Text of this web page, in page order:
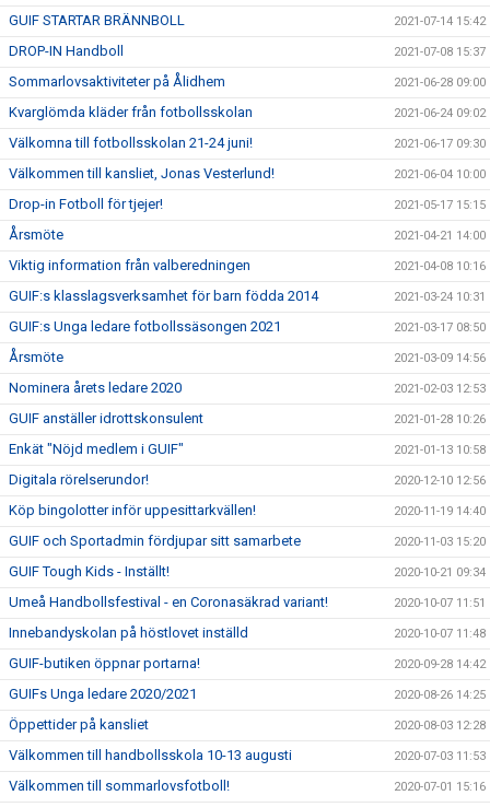
GUIF STARTAR BRÄNNBOLL 2021-07-14 15:42
DROP-IN Handboll 2021-07-08 15:37
Sommarlovsaktiviteter på Ålidhem 2021-06-28 09:00
Kvarglömda kläder från fotbollsskolan 2021-06-24 09:02
Välkomna till fotbollsskolan 21-24 juni! 2021-06-17 09:30
Välkommen till kansliet, Jonas Vesterlund! 2021-06-04 10:00
Drop-in Fotboll för tjejer! 2021-05-17 15:15
Årsmöte 2021-04-21 14:00
Viktig information från valberedningen 2021-04-08 10:16
GUIF:s klasslagsverksamhet för barn födda 2014 2021-03-24 10:31
GUIF:s Unga ledare fotbollssäsongen 2021 2021-03-17 08:50
Årsmöte 2021-03-09 14:56
Nominera årets ledare 2020 2021-02-03 12:53
GUIF anställer idrottskonsulent 2021-01-28 10:26
Enkät "Nöjd medlem i GUIF" 2021-01-13 10:58
Digitala rörelserundor! 2020-12-10 12:56
Köp bingolotter inför uppesittarkvällen! 2020-11-19 14:40
GUIF och Sportadmin fördjupar sitt samarbete 2020-11-03 15:20
GUIF Tough Kids - Inställt! 2020-10-21 09:34
Umeå Handbollsfestival - en Coronasäkrad variant! 2020-10-07 11:51
Innebandyskolan på höstlovet inställd 2020-10-07 11:48
GUIF-butiken öppnar portarna! 2020-09-28 14:42
GUIFs Unga ledare 2020/2021 2020-08-26 14:25
Öppettider på kansliet 2020-08-03 12:28
Välkommen till handbollsskola 10-13 augusti 2020-07-03 11:53
Välkommen till sommarlovsfotboll! 2020-07-01 15:16